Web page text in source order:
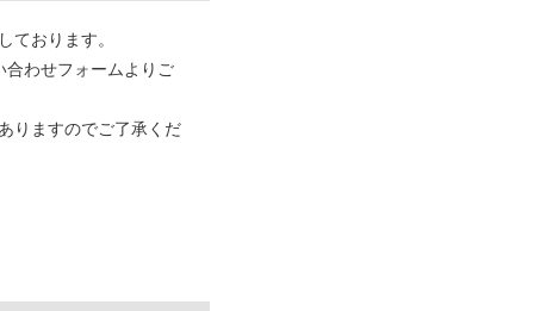
ております。
合わせフォームよりご
りますのでご了承くだ